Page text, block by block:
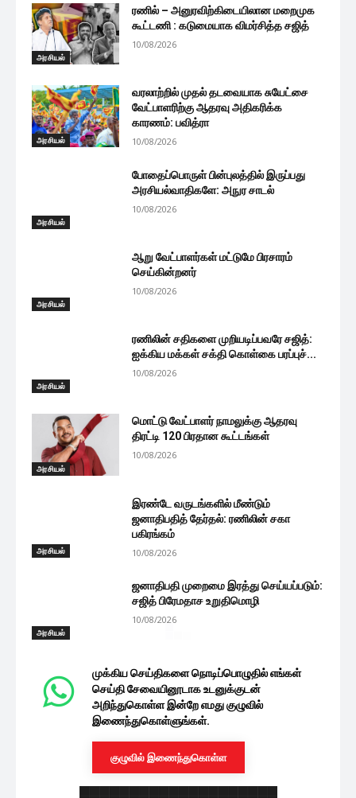
அரசியல்
ரணில் – அனுரவிற்கிடையிலான மறைமுக
கூட்டணி : கடுமையாக விமர்சித்த சஜித்
10/08/2026
அரசியல்
வரலாற்றில் முதல் தடவையாக சுயேட்சை
வேட்பாளரிற்கு ஆதரவு அதிகரிக்க
காரணம்: பவித்ரா
10/08/2026
அரசியல்
போதைப்பொருள் பின்புலத்தில் இருப்பது
அரசியல்வாதிகளே: அநுர சாடல்
10/08/2026
அரசியல்
ஆறு வேட்பாளர்கள் மட்டுமே பிரசாரம்
செய்கின்றனர்
10/08/2026
அரசியல்
ரணிலின் சதிகளை முறியடிப்பவரே சஜித்:
ஐக்கிய மக்கள் சக்தி கொள்கை பரப்புச்...
10/08/2026
அரசியல்
மொட்டு வேட்பாளர் நாமலுக்கு ஆதரவு
திரட்டி 120 பிரதான கூட்டங்கள்
10/08/2026
அரசியல்
இரண்டே வருடங்களில் மீண்டும்
ஜனாதிபதித் தேர்தல்: ரணிலின் சகா
பகிரங்கம்
10/08/2026
அரசியல்
ஜனாதிபதி முறைமை இரத்து செய்யப்படும்:
சஜித் பிரேமதாச உறுதிமொழி
10/08/2026
முக்கிய செய்திகளை நொடிப்பொழுதில் எங்கள்
செய்தி சேவையினூடாக உடனுக்குடன்
அறிந்துகொள்ள இன்றே எமது குழுவில்
இணைந்துகொள்ளுங்கள்.
குழுவில் இணைந்துகொள்ள